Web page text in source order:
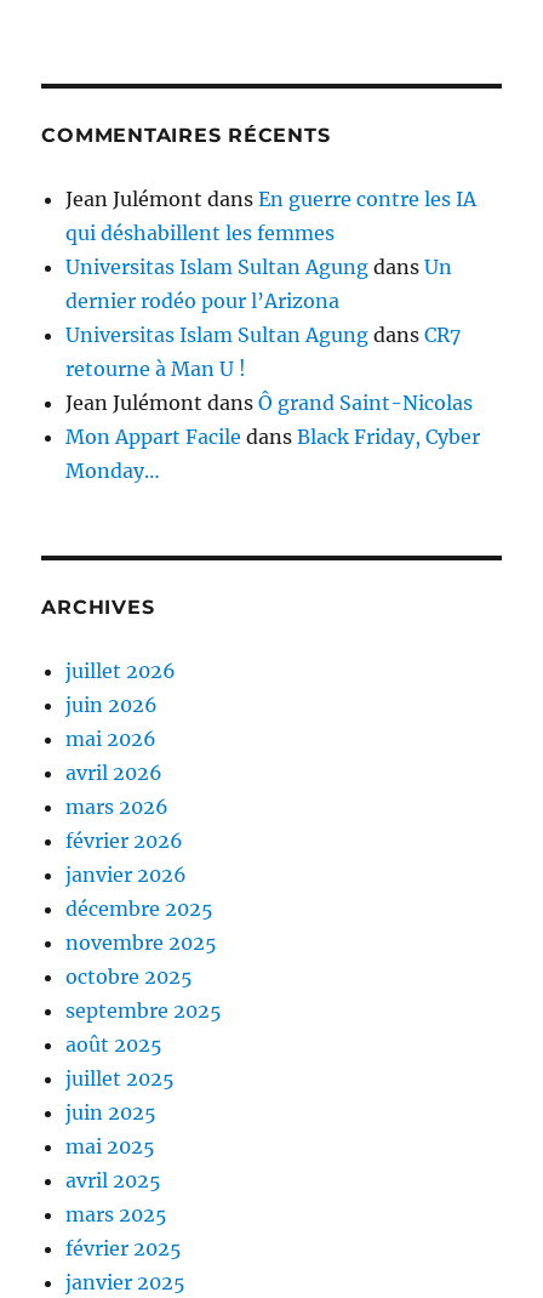
COMMENTAIRES RÉCENTS
Jean Julémont dansEn guerre contre les IA
qui déshabillent les femmes
Universitas Islam Sultan Agung dansUn
dernier rodéo pour l’Arizona
Universitas Islam Sultan Agung dansCR7
retourne à Man U !
Jean Julémont dansÔ grand Saint-Nicolas
Mon Appart Facile dansBlack Friday, Cyber
Monday…
ARCHIVES
juillet 2026
juin 2026
mai 2026
avril 2026
mars 2026
février 2026
janvier 2026
décembre 2025
novembre 2025
octobre 2025
septembre 2025
août 2025
juillet 2025
juin 2025
mai 2025
avril 2025
mars 2025
février 2025
janvier 2025